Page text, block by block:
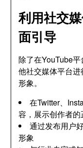
利用社交
面引导
除了在YouTube
他社交媒体平台
形象。
在Twitter、
容，展示创作者的
通过发布用户
形象